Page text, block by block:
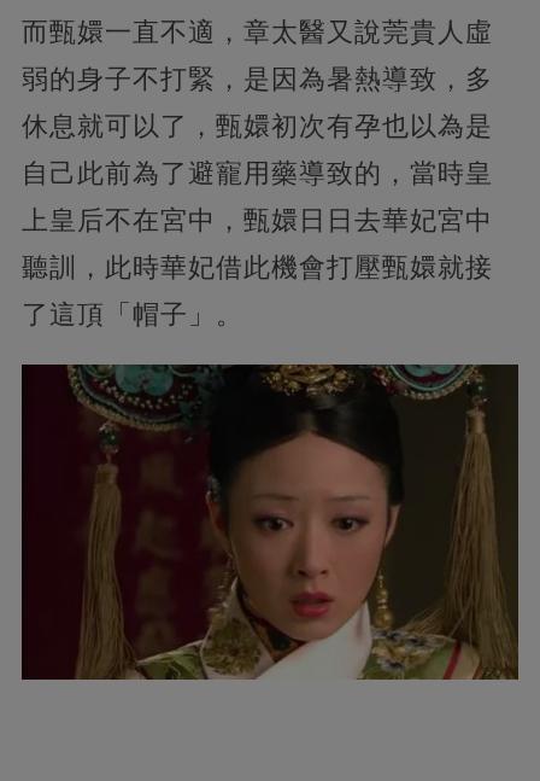
而甄嬛一直不適，章太醫又說莞貴人虛
弱的身子不打緊，是因為暑熱導致，多
休息就可以了，甄嬛初次有孕也以為是
自己此前為了避寵用藥導致的，當時皇
上皇后不在宮中，甄嬛日日去華妃宮中
聽訓，此時華妃借此機會打壓甄嬛就接
了這頂「帽子」。